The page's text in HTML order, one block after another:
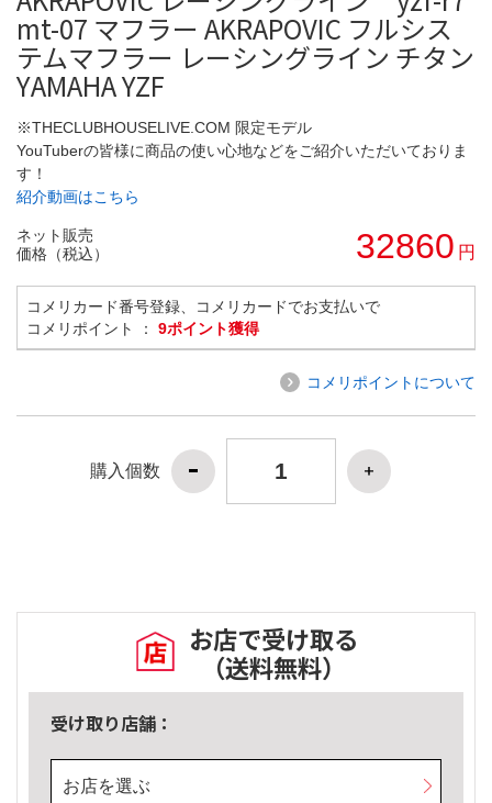
mt-07 マフラー AKRAPOVIC フルシス
テムマフラー レーシングライン チタン
YAMAHA YZF
※THECLUBHOUSELIVE.COM 限定モデル
YouTuberの皆様に商品の使い心地などをご紹介いただいておりま
す！
紹介動画はこちら
ネット販売
価格（税込）
32860 円
コメリカード番号登録、コメリカードでお支払いで
コメリポイント ： 9ポイント獲得
コメリポイントについて
購入個数
お店で受け取る
（送料無料）
受け取り店舗：
お店を選ぶ